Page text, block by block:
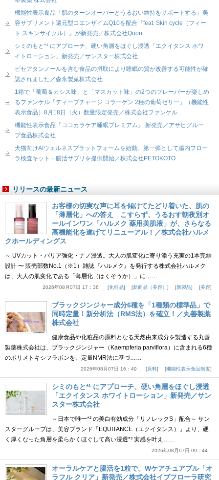
機能性表示食品「肌のターンオーバーとうるおい維持をサポートする」美
容サプリメント還元型コエンザイムQ10を配合『feat. Skin cycle（フィー
ト スキンサイクル）』が新発売／株式会社Quon
シミのもと*¹ にアプローチ、硬い角層をほぐし浸透「エクイタンス ホワ
イトローション」新発売／サンスター株式会社
ピセアタンノールを含む食品の摂取により睡眠の質が改善する可能性が確
認されました／森永製菓株式会社
1箱で「葡萄＆カシス味」と「マスカット味」の2つのフレーバーが楽しめ
るファンケル「ディープチャージ コラーゲン 2種の葡萄ゼリー」（機能性
表示食品）8月18日（火）数量限定発売／株式会社ファンケル
機能性表示食品『ココカラケア睡眠プレミアム』 新発売／アサヒグルー
プ食品株式会社
犬猫向けAIウェルネスプラットフォームを始動。第一弾として腸内フロー
ラ検査キット・腸活サプリを提供開始／株式会社PETOKOTO
リリースの最新ニュース
お客様の切実な声に耳を傾けてたどり着いた、肌の
「薄層化」への答え こすらず、うるおす朝夜別オ
ールインワン「ハルメク 薬用美肌液」が、さらなる
高機能化を遂げてリニューアル！／株式会社ハルメ
クホールディングス
～ UVカット・バリア強化・ナノ浸透。大人の肌変化に寄り添う充実の1本完結
設計 〜 販売部数No.1（※1）雑誌『ハルメク』を発行する株式会社ハルメク
は、大人の肌変化である「薄層化（はくそうか）」に……
2026年08月07日 17：36 化粧品 新商品（美容） 新製品 美容
ブラックジンジャー成分6種を「1種類の標準品」で
同時定量！新分析法（RMS法）を確立！／丸善製薬
株式会社
健康食品や化粧品の原料となる天然由来成分を製造する丸善
製薬株式会社は、ブラックジンジャー（Kaempferia parviflora）に含まれる6種
のポリメトキシフラボンを、定量NMR法に基づ……
2026年08月07日 16：49 原料 機能性表示食品制度
シミのもと*¹ にアプローチ、硬い角層をほぐし浸透
「エクイタンス ホワイトローション」新発売／サン
スター株式会社
～日本で唯一*² の美白有効成分「リノレックS」配合～ サン
スターグループは、美容ブランド「EQUITANCE（エクイタンス）」より、硬
く厚くなった角層を柔らかくほぐして高い浸透*³ 実感を叶え……
2026年08月07日 09：44
オーラルケアと腸活を1粒で。Wケアチュアブル「オ
ラフル クリア」新発売／株式会社イブフローラ研究